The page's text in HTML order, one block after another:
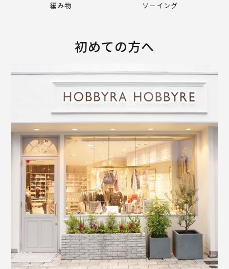
編み物 ソーイング
初めての方へ